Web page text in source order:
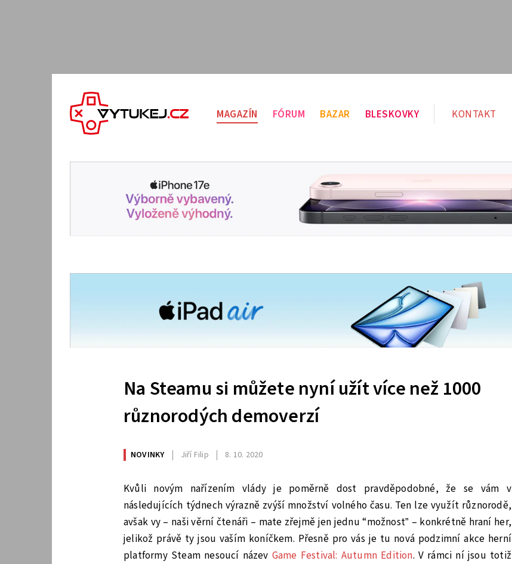
MAGAZÍN FÓRUM BAZAR BLESKOVKY KONTAKT
Na Steamu si můžete nyní užít více než 1000
různorodých demoverzí
NOVINKY Jiří Filip 8. 10. 2020
Kvůli novým nařízením vlády je poměrně dost pravděpodobné, že se vám v
následujících týdnech výrazně zvýší množství volného času. Ten lze využít různorodě,
avšak vy – naši věrní čtenáři – mate zřejmě jen jednu “možnost” – konkrétně hraní her,
jelikož právě ty jsou vaším koníčkem. Přesně pro vás je tu nová podzimní akce herní
platformy Steam nesoucí název Game Festival: Autumn Edition. V rámci ní jsou totiž